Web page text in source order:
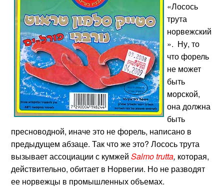
«Лосось
трута
норвежский
». Ну, то
что форель
не может
быть
морской,
она должна
быть
пресноводной, иначе это не форель, написано в
предыдущем абзаце. Так что же это? Лосось трута
вызывает ассоциации с кумжейSalmo trutta, которая,
действительно, обитает в Норвегии. Но не разводят
ее норвежцы в промышленных объемах.